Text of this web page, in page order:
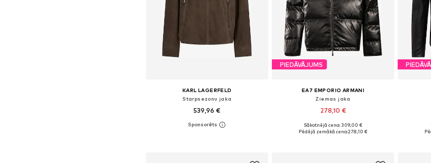
KARL LAGERFELD
Starpsezonu jaka
539,96 €
Pieejamie izmēri: XS, S, M, L, XL
PIEDĀVĀJUMS
EA7 EMPORIO ARMANI
Ziemas jaka
278,10 €
Pieejamie izmēri: XS, S, M, L, XL, XXL
Sākotnējā cena: 309,00 €
Pēdējā zemākā cena:278,10 €